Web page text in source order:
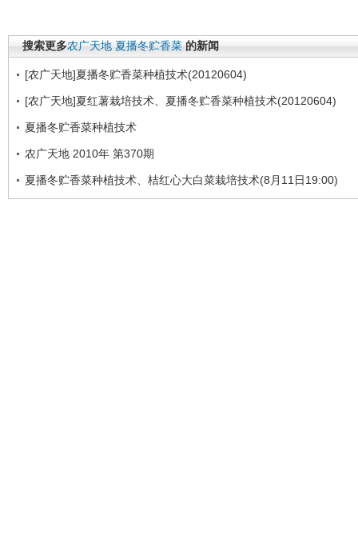
搜索更多农广天地 夏播冬贮香菜 的新闻
[农广天地]夏播冬贮香菜种植技术(20120604)
[农广天地]夏红薯栽培技术、夏播冬贮香菜种植技术(20120604)
夏播冬贮香菜种植技术
农广天地 2010年 第370期
夏播冬贮香菜种植技术、桔红心大白菜栽培技术(8月11日19:00)